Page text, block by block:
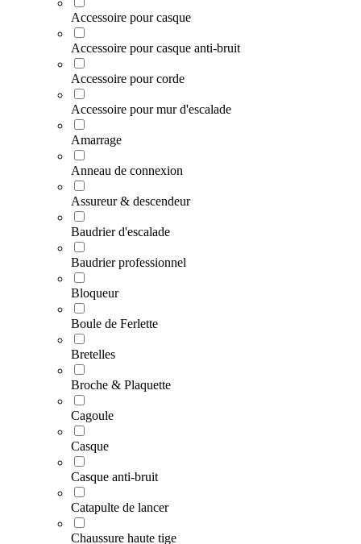
Accessoire pour casque
Accessoire pour casque anti-bruit
Accessoire pour corde
Accessoire pour mur d'escalade
Amarrage
Anneau de connexion
Assureur & descendeur
Baudrier d'escalade
Baudrier professionnel
Bloqueur
Boule de Ferlette
Bretelles
Broche & Plaquette
Cagoule
Casque
Casque anti-bruit
Catapulte de lancer
Chaussure haute tige